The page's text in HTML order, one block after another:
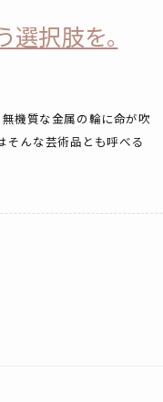
選択肢を。
機質な金属の輪に命が吹
そんな芸術品とも呼べる